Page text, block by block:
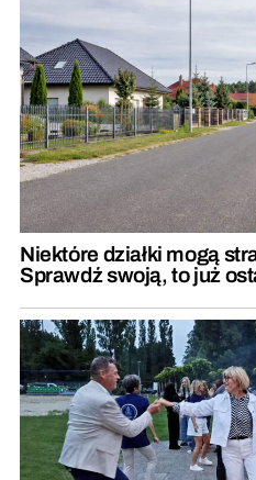
Niektóre działki mogą
Sprawdź swoją, to już